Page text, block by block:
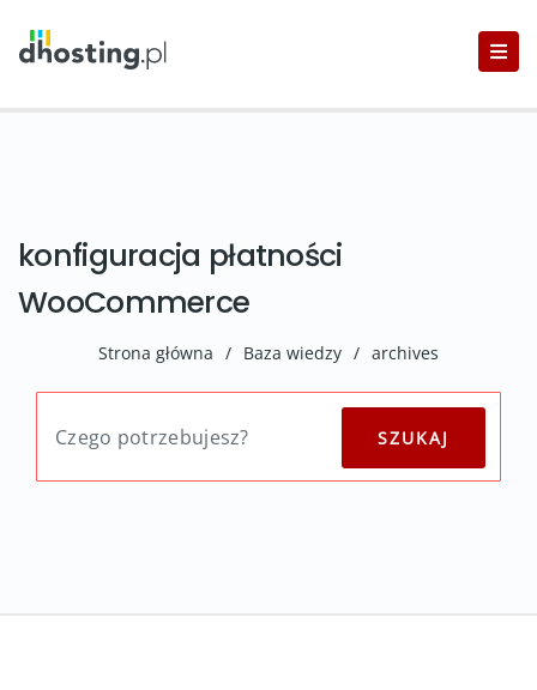
konfiguracja płatności
WooCommerce
Strona główna / Baza wiedzy / archives